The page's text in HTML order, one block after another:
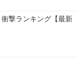
撃ランキング【最新